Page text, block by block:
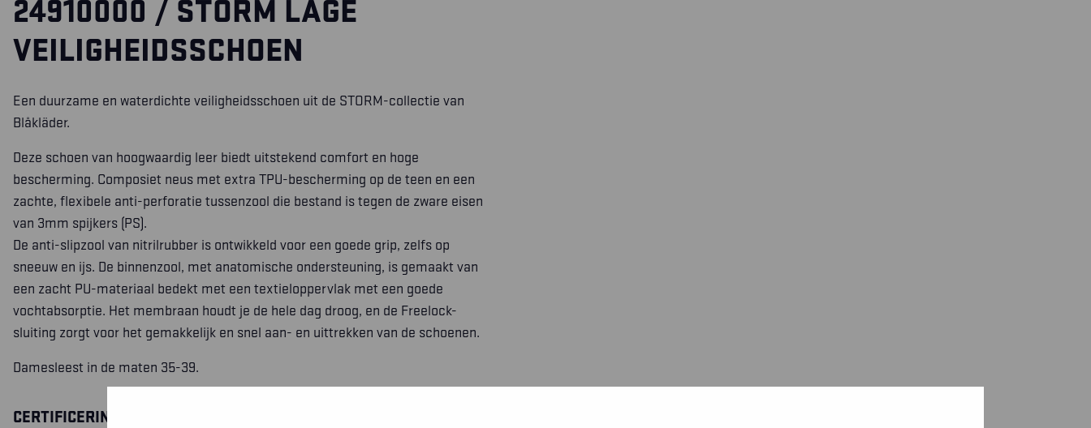
24910000 / STORM LAGE
VEILIGHEIDSSCHOEN
Een duurzame en waterdichte veiligheidsschoen uit de STORM-collectie van
Blåkläder.
Deze schoen van hoogwaardig leer biedt uitstekend comfort en hoge
bescherming. Composiet neus met extra TPU-bescherming op de teen en een
zachte, flexibele anti-perforatie tussenzool die bestand is tegen de zware eisen
van 3mm spijkers (PS).
De anti-slipzool van nitrilrubber is ontwikkeld voor een goede grip, zelfs op
sneeuw en ijs. De binnenzool, met anatomische ondersteuning, is gemaakt van
een zacht PU-materiaal bedekt met een textieloppervlak met een goede
vochtabsorptie. Het membraan houdt je de hele dag droog, en de Freelock-
sluiting zorgt voor het gemakkelijk en snel aan- en uittrekken van de schoenen.
Damesleest in de maten 35-39.
CERTIFICERING